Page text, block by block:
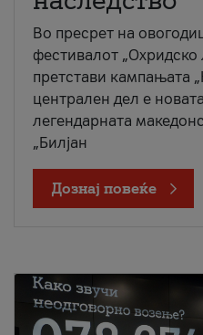
Во пресрет на
фестивалот „Охридско
претстави кампањата
централен дел е
легендарната
„Билјан
Дознај повеќе